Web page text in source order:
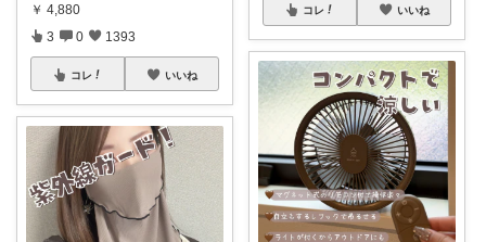
￥ 4,880
3 0 1393
コレ いいね
コレ いいね